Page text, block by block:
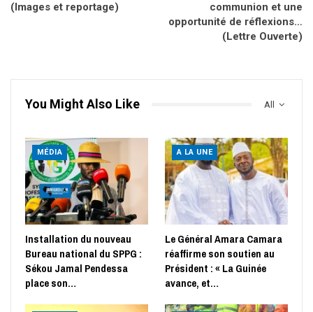
(Images et reportage)
communion et une
opportunité de réflexions…
(Lettre Ouverte)
All
You Might Also Like
MÉDIA
Installation du nouveau
Bureau national du SPPG :
Sékou Jamal Pendessa
place son…
A LA UNE
Le Général Amara Camara
réaffirme son soutien au
Président : « La Guinée
avance, et…